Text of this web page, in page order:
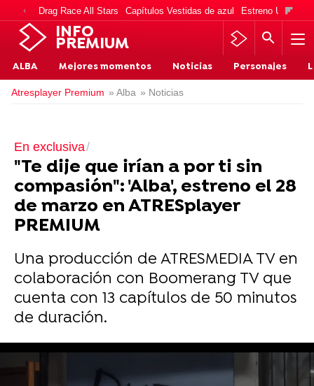
Drag Race All Stars Capítulos Vestidas de azul Estreno Una
INFO
PREMIUM
ALBA Mejores momentos Noticias Personajes
Atresplayer Premium » Alba » Noticias
En exclusiva
"Te dije que irían a por ti sin
compasión": 'Alba', estreno el 28
de marzo en ATRESplayer
PREMIUM
Una producción de ATRESMEDIA TV en
colaboración con Boomerang TV que
cuenta con 13 capítulos de 50 minutos
de duración.